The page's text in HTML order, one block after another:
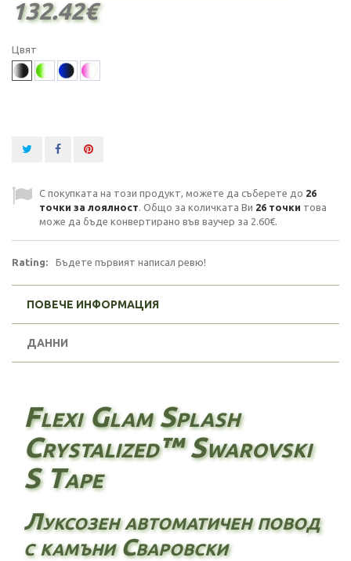
132.42€
Цвят
С покупката на този продукт, можете да съберете до 26
точки за лоялност. Общо за количката Ви 26 точки това
може да бъде конвертирано във ваучер за 2.60€.
Rating: Бъдете първият написал ревю!
ПОВЕЧЕ ИНФОРМАЦИЯ
ДАННИ
Flexi Glam Splash
Crystalized™ Swarovski
S Tape
Луксозен автоматичен повод
с камъни Сваровски